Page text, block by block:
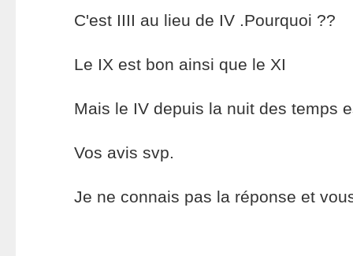
C'est IIII au lieu de IV .Pourquoi ??
Le IX est bon ainsi que le XI
Mais le IV depuis la nuit des temps
Vos avis svp.
Je ne connais pas la réponse et